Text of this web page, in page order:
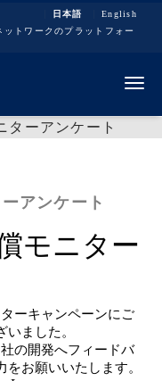
日本語
English
トワークのプラットフォー
ターアンケート
アンケート